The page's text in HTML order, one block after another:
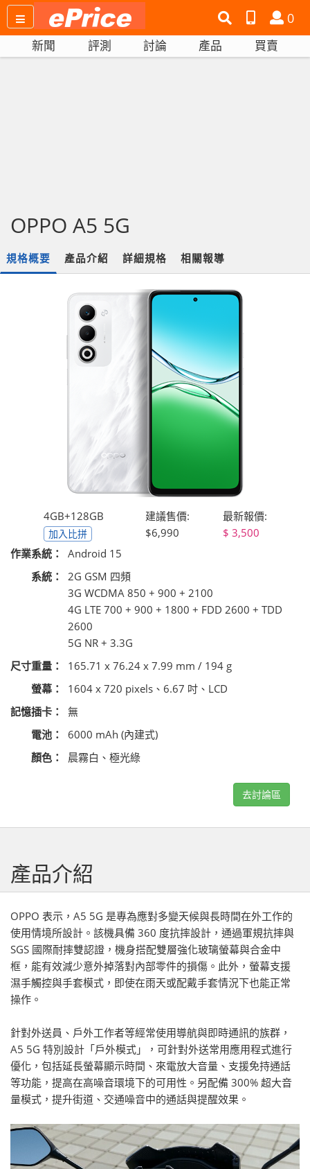
搜
尋
產
品
比
會
員
0
新聞 評測 討論 產品 買賣
OPPO A5 5G
規格概要 產品介紹 詳細規格 相關報導
4GB+128GB
加入比拼
建議售價:
$6,990
最新報價:
3,500
作業系統：
Android 15
系統：
2G GSM 四頻
3G WCDMA 850 + 900 + 2100
4G LTE 700 + 900 + 1800 + FDD 2600 + TDD
2600
5G NR + 3.3G
尺寸重量：
165.71 x 76.24 x 7.99 mm / 194 g
螢幕：
1604 x 720 pixels、6.67 吋、LCD
記憶插卡：
無
電池：
6000 mAh (內建式)
顏色：
晨霧白、極光綠
去討論區
產品介紹
OPPO 表示，A5 5G 是專為應對多變天候與長時間在外工作的
使用情境所設計。該機具備 360 度抗摔設計，通過軍規抗摔與
SGS 國際耐摔雙認證，機身搭配雙層強化玻璃螢幕與合金中
框，能有效減少意外掉落對內部零件的損傷。此外，螢幕支援
濕手觸控與手套模式，即使在雨天或配戴手套情況下也能正常
操作。
針對外送員、戶外工作者等經常使用導航與即時通訊的族群，
A5 5G 特別設計「戶外模式」，可針對外送常用應用程式進行
優化，包括延長螢幕顯示時間、來電放大音量、支援免持通話
等功能，提高在高噪音環境下的可用性。另配備 300% 超大音
量模式，提升街道、交通噪音中的通話與提醒效果。